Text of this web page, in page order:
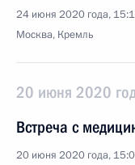
24 июня 2020 года,
Москва, Кремль
20 июня 2020
Встреча с
20 июня 2020 года,